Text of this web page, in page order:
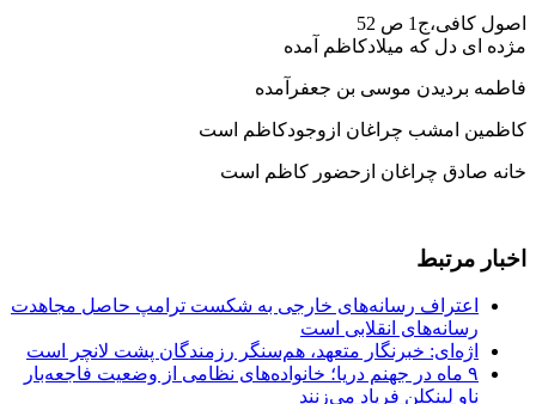
اصول کافی،ج1 ص 52
مژده ای دل که میلادکاظم آمده
فاطمه بردیدن موسی بن جعفرآمده
کاظمین امشب چراغان ازوجودکاظم است
خانه صادق چراغان ازحضور کاظم است
اخبار مرتبط
اعتراف رسانه‌های خارجی به شکست ترامپ حاصل مجاهدت
رسانه‌های انقلابی است
اژه‌ای: خبرنگار متعهد، هم‌سنگر رزمندگان پشت لانچر است
۹ ماه در جهنم دریا؛ خانواده‌های نظامی از وضعیت فاجعه‌بار
ناو لینکلن فریاد می‌زنند